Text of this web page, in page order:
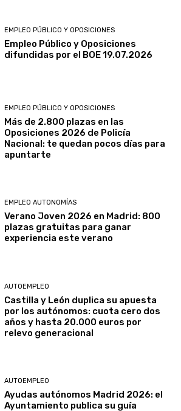
EMPLEO PÚBLICO Y OPOSICIONES
Empleo Público y Oposiciones
difundidas por el BOE 19.07.2026
EMPLEO PÚBLICO Y OPOSICIONES
Más de 2.800 plazas en las
Oposiciones 2026 de Policía
Nacional: te quedan pocos días para
apuntarte
EMPLEO AUTONOMÍAS
Verano Joven 2026 en Madrid: 800
plazas gratuitas para ganar
experiencia este verano
AUTOEMPLEO
Castilla y León duplica su apuesta
por los autónomos: cuota cero dos
años y hasta 20.000 euros por
relevo generacional
AUTOEMPLEO
Ayudas autónomos Madrid 2026: el
Ayuntamiento publica su guía